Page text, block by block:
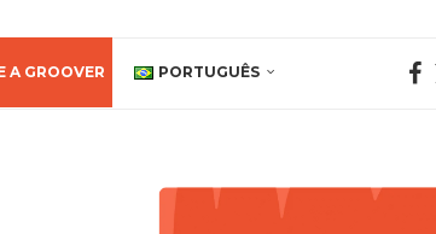
A GROOVER PORTUGUÊS